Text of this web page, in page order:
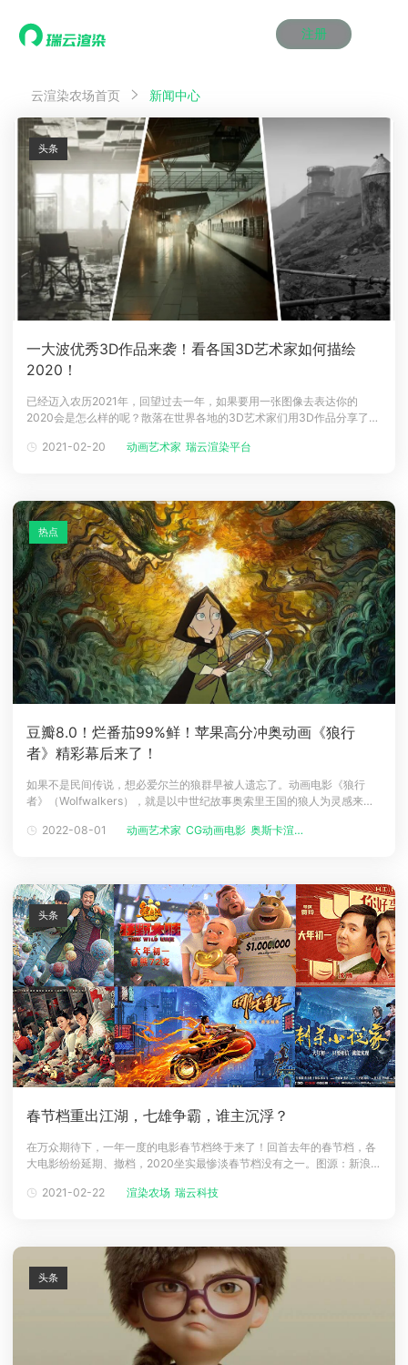
注册
产品服务
效果图渲染
云制作
云渲染管理系统
瑞兔百宝箱
AI视频插帧
效果图渲染
云制作
云渲染管理系统
瑞兔百宝箱
AI视频插帧
效果图渲染
云制作
云渲染管理系统
瑞兔百宝箱
AI视频插帧
效果图渲染
云制作
云渲染管理系统
瑞兔百宝箱
AI视频插帧
效果图渲染
云制作
云渲染管理系统
瑞兔百宝箱
AI视频插帧
效果图渲染
云制作
云渲染管理系统
瑞兔百宝箱
AI视频插帧
解决方案
Maya云渲染方案
3ds Max云渲染方案
Cinema 4D云渲染方案
Blender 云渲染方案
Maya AI渲染方案
Maya云渲染方案
3ds Max云渲染方案
Cinema 4D云渲染方案
Blender 云渲染方案
Maya AI渲染方案
Maya云渲染方案
3ds Max云渲染方案
Cinema 4D云渲染方案
Blender 云渲染方案
Maya AI渲染方案
Maya云渲染方案
3ds Max云渲染方案
Cinema 4D云渲染方案
Blender 云渲染方案
Maya AI渲染方案
Maya云渲染方案
3ds Max云渲染方案
Cinema 4D云渲染方案
Blender 云渲染方案
Maya AI渲染方案
Maya云渲染方案
3ds Max云渲染方案
Cinema 4D云渲染方案
Blender 云渲染方案
Maya AI渲染方案
价格
动画价格
效果图价格
云制作价格
动画价格
效果图价格
云制作价格
动画价格
效果图价格
云制作价格
动画价格
效果图价格
云制作价格
动画价格
效果图价格
云制作价格
动画价格
效果图价格
云制作价格
案例
资讯&赛事
新闻资讯
渲染百科
渲染大赛
泛CG交流会
新闻资讯
渲染百科
渲染大赛
泛CG交流会
新闻资讯
渲染百科
渲染大赛
泛CG交流会
新闻资讯
渲染百科
渲染大赛
泛CG交流会
新闻资讯
渲染百科
渲染大赛
泛CG交流会
新闻资讯
渲染百科
渲染大赛
泛CG交流会
特惠专区
青云平台
教育优惠
青云平台
教育优惠
青云平台
教育优惠
青云平台
教育优惠
青云平台
教育优惠
青云平台
教育优惠
登录
云渲染农场首页 新闻中心
一大波优秀3D作品来袭！看各国3D艺术家如何描绘
2020！
已经迈入农历2021年，回望过去一年，如果要用一张图像去表达你的
2020会是怎么样的呢？散落在世界各地的3D艺术家们用3D作品分享了他
Bravehearts © Reyaz AlankandyFinal Stand © Neil CrossNATURE ©
2021-02-20 动画艺术家 瑞云渲染平台
头条
豆瓣8.0！烂番茄99%鲜！苹果高分冲奥动画《狼行
者》精彩幕后来了！
如果不是民间传说，想必爱尔兰的狼群早被人遗忘了。动画电影《狼行
者》（Wolfwalkers），就是以中世纪故事奥索里王国的狼人为灵感来
国际电影节首映作品，于2020年12月11日在流媒体平台Apple TV+上线，
2022-08-01 动画艺术家 CG动画电影 奥斯卡渲染资...
热点
春节档重出江湖，七雄争霸，谁主沉浮？
在万众期待下，一年一度的电影春节档终于来了！回首去年的春节档，各
大电影纷纷延期、撤档，2020坐实最惨淡春节档没有之一。图源：新浪电
1月29日，2021年春节档正式进入预售期。据猫眼电影统计，截止至2月5
2021-02-22 渲染农场 瑞云科技
头条
头条